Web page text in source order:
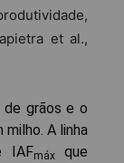
et al.,
de grãos e o
milho. A linha
IAFmáxque